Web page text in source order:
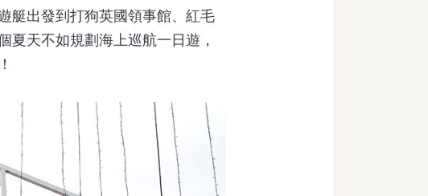
艇出發到打狗英國領事館、紅毛
夏天不如規劃海上巡航一日遊，